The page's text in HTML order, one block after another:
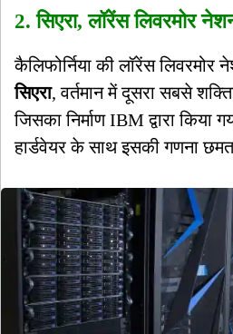
2. सिएरा, लॉरेंस लिवरमोर
कैलिफोर्निया की लॉरेंस लिवरमोर
सिएरा, वर्तमान में दूसरा सबसे
जिसका निर्माण IBM द्वारा किया
हार्डवेयर के साथ इसकी गणना